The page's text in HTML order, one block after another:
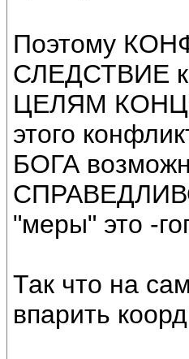
Поэтому
СЛЕДСТВИЕ
ЦЕЛЯМ
этого
БОГА
"меры" это -
Так что на
впарить